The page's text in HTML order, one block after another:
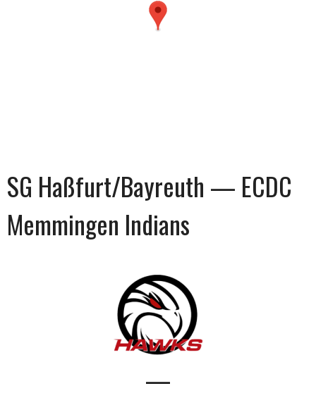
SG Haßfurt/Bayreuth — ECDC
Memmingen Indians
—